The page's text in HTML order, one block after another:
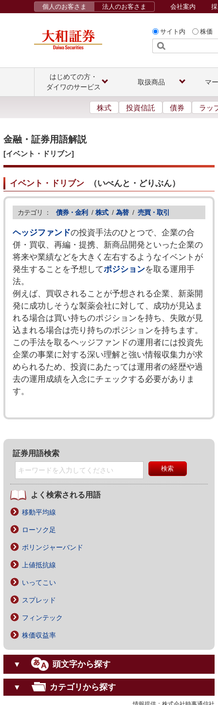
サイト内 株価
個人のお客さま 法人のお客さま 会社案内
はじめての方・
ダイワのサービス
取扱商品 マ
株式 投資信託 債券 ラッ
金融・証券用語解説
[イベント・ドリブン]
イベント・ドリブン（いべんと・どりぶん）
カテゴリ ： 債券・金利 / 株式 / 為替 / 売買・取引
ヘッジファンドの投資手法のひとつで、企業の合
併・買収、再編・提携、新商品開発といった企業の
将来や業績などを大きく左右するようなイベントが
発生することを予想してポジションを取る運用手
法。
例えば、買収されることが予想される企業、新薬開
発に成功しそうな製薬会社に対して、成功が見込ま
れる場合は買い持ちのポジションを持ち、失敗が見
込まれる場合は売り持ちのポジションを持ちます。
この手法を取るヘッジファンドの運用者には投資先
企業の事業に対する深い理解と強い情報収集力が求
められるため、投資にあたっては運用者の経歴や過
去の運用成績を入念にチェックする必要がありま
す。
証券用語検索
よく検索される用語
移動平均線
ローソク足
ボリンジャーバンド
上値抵抗線
いってこい
スプレッド
フィンテック
株価収益率
▼ 頭文字から探す
▼ カテゴリから探す